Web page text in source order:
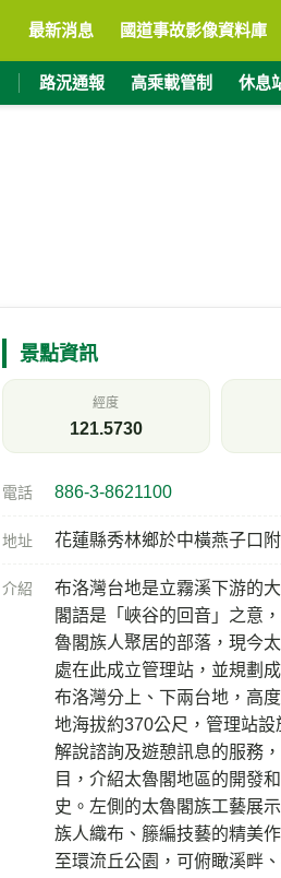
最新消息 國道事故影像資料庫
路況通報 高乘載管制 休息
景點資訊
經度
121.5730
電話 886-3-8621100
地址 花蓮縣秀林鄉於中橫燕子口
介紹
布洛灣台地是立霧溪下游的
閣語是「峽谷的回音」之意
魯閣族人聚居的部落，現今
處在此成立管理站，並規劃
布洛灣分上、下兩台地，高
地海拔約370公尺，管理站設
解說諮詢及遊憩訊息的服務
目，介紹太魯閣地區的開發
史。左側的太魯閣族工藝展
族人織布、籐編技藝的精美
至環流丘公園，可俯瞰溪畔